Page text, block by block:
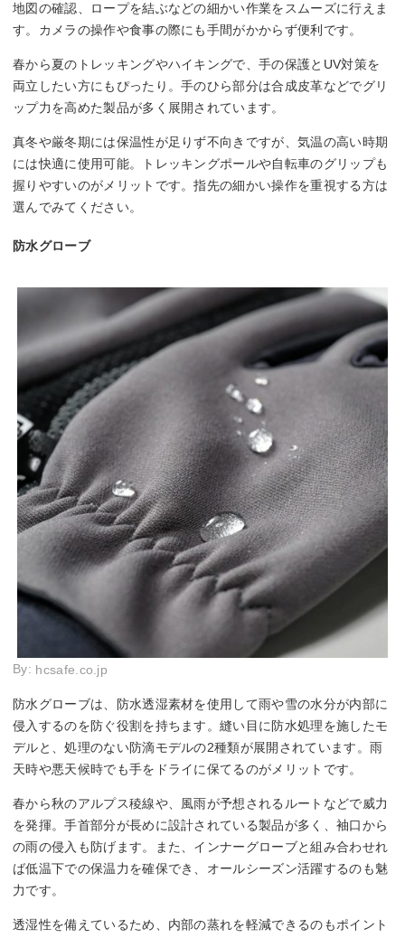
地図の確認、ロープを結ぶなどの細かい作業をスムーズに行えま
す。カメラの操作や食事の際にも手間がかからず便利です。
春から夏のトレッキングやハイキングで、手の保護とUV対策を
両立したい方にもぴったり。手のひら部分は合成皮革などでグリ
ップ力を高めた製品が多く展開されています。
真冬や厳冬期には保温性が足りず不向きですが、気温の高い時期
には快適に使用可能。トレッキングポールや自転車のグリップも
握りやすいのがメリットです。指先の細かい操作を重視する方は
選んでみてください。
防水グローブ
By: hcsafe.co.jp
防水グローブは、防水透湿素材を使用して雨や雪の水分が内部に
侵入するのを防ぐ役割を持ちます。縫い目に防水処理を施したモ
デルと、処理のない防滴モデルの2種類が展開されています。雨
天時や悪天候時でも手をドライに保てるのがメリットです。
春から秋のアルプス稜線や、風雨が予想されるルートなどで威力
を発揮。手首部分が長めに設計されている製品が多く、袖口から
の雨の侵入も防げます。また、インナーグローブと組み合わせれ
ば低温下での保温力を確保でき、オールシーズン活躍するのも魅
力です。
透湿性を備えているため、内部の蒸れを軽減できるのもポイント